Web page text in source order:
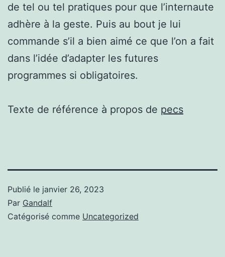
de tel ou tel pratiques pour que l’internaute
adhère à la geste. Puis au bout je lui
commande s’il a bien aimé ce que l’on a fait
dans l’idée d’adapter les futures
programmes si obligatoires.
Texte de référence à propos de pecs
Publié le janvier 26, 2023
Par Gandalf
Catégorisé comme Uncategorized